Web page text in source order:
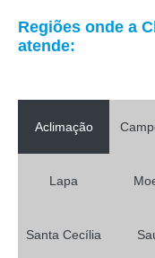
Regiões onde a
atende:
Aclimação
Lapa
Santa Cecília